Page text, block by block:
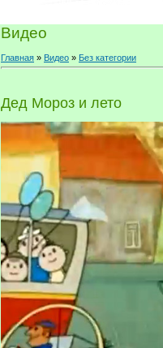
Видео
Главная » Видео » Без категории
Дед Мороз и лето